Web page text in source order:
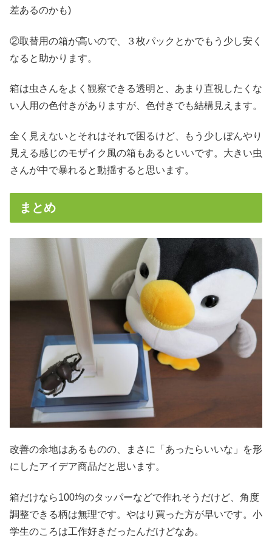
差あるのかも)
②取替用の箱が高いので、３枚パックとかでもう少し安く
なると助かります。
箱は虫さんをよく観察できる透明と、あまり直視したくな
い人用の色付きがありますが、色付きでも結構見えます。
全く見えないとそれはそれで困るけど、もう少しぼんやり
見える感じのモザイク風の箱もあるといいです。大きい虫
さんが中で暴れると動揺すると思います。
まとめ
改善の余地はあるものの、まさに「あったらいいな」を形
にしたアイデア商品だと思います。
箱だけなら100均のタッパーなどで作れそうだけど、角度
調整できる柄は無理です。やはり買った方が早いです。小
学生のころは工作好きだったんだけどなあ。